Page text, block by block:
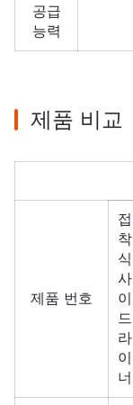
공급
능력
제품 비교
제품 번호
접
착
식
사
이
드
라
이
너